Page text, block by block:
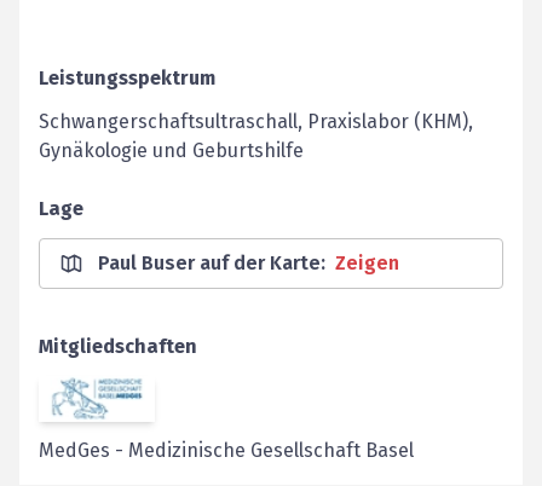
Leistungsspektrum
Schwangerschaftsultraschall, Praxislabor (KHM),
Gynäkologie und Geburtshilfe
Lage
Paul Buser auf der Karte: Zeigen
Mitgliedschaften
MedGes - Medizinische Gesellschaft Basel